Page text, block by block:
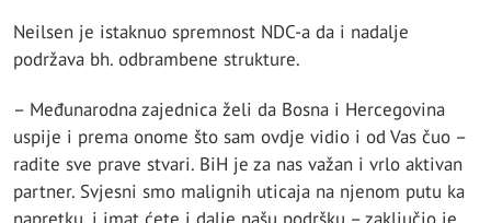
Neilsen je istaknuo spremnost NDC-a da i nadalje
podržava bh. odbrambene strukture.
– Međunarodna zajednica želi da Bosna i Hercegovina
uspije i prema onome što sam ovdje vidio i od Vas čuo –
radite sve prave stvari. BiH je za nas važan i vrlo aktivan
partner. Svjesni smo malignih uticaja na njenom putu ka